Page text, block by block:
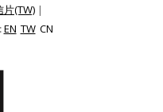
(TW) |
EN TW CN